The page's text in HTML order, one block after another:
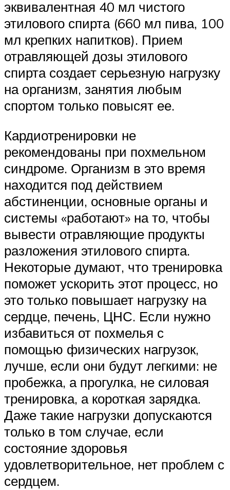
эквивалентная 40 мл чистого
этилового спирта (660 мл пива, 100
мл крепких напитков). Прием
отравляющей дозы этилового
спирта создает серьезную нагрузку
на организм, занятия любым
спортом только повысят ее.
Кардиотренировки не
рекомендованы при похмельном
синдроме. Организм в это время
находится под действием
абстиненции, основные органы и
системы «работают» на то, чтобы
вывести отравляющие продукты
разложения этилового спирта.
Некоторые думают, что тренировка
поможет ускорить этот процесс, но
это только повышает нагрузку на
сердце, печень, ЦНС. Если нужно
избавиться от похмелья с
помощью физических нагрузок,
лучше, если они будут легкими: не
пробежка, а прогулка, не силовая
тренировка, а короткая зарядка.
Даже такие нагрузки допускаются
только в том случае, если
состояние здоровья
удовлетворительное, нет проблем с
сердцем.